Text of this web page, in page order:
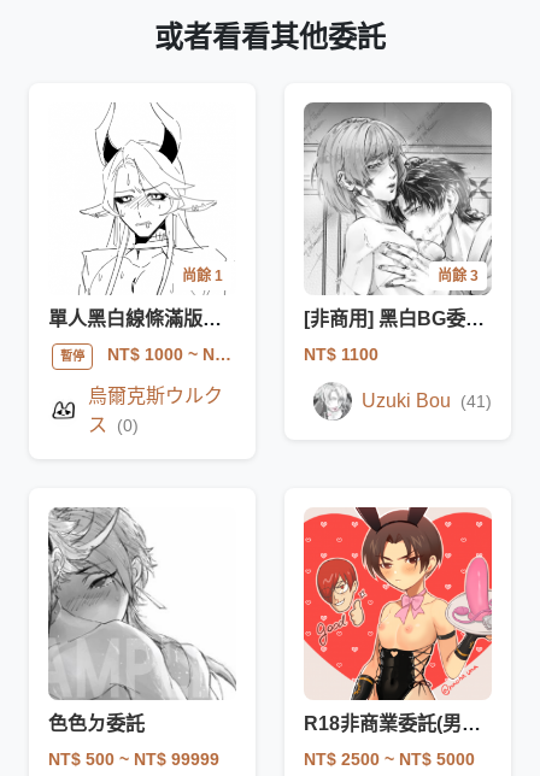
或者看看其他委託
尚餘 1
單人黑白線條滿版色圖
暫停 NT$ 1000~ NT$ 1500
烏爾克斯ウルク
ス
(0)
尚餘 3
[非商用] 黑白BG委託 (R18)
NT$ 1100
Uzuki Bou (41)
色色ㄉ委託
NT$ 500 ~ NT$ 99999
R18非商業委託(男性向)
NT$ 2500 ~ NT$ 5000